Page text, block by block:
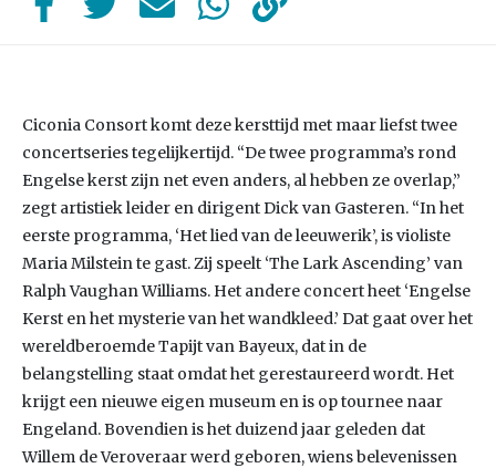
Ciconia Consort komt deze kersttijd met maar liefst twee
concertseries tegelijkertijd. “De twee programma’s rond
Engelse kerst zijn net even anders, al hebben ze overlap,”
zegt artistiek leider en dirigent Dick van Gasteren. “In het
eerste programma, ‘Het lied van de leeuwerik’, is violiste
Maria Milstein te gast. Zij speelt ‘The Lark Ascending’ van
Ralph Vaughan Williams. Het andere concert heet ‘Engelse
Kerst en het mysterie van het wandkleed.’ Dat gaat over het
wereldberoemde Tapijt van Bayeux, dat in de
belangstelling staat omdat het gerestaureerd wordt. Het
krijgt een nieuwe eigen museum en is op tournee naar
Engeland. Bovendien is het duizend jaar geleden dat
Willem de Veroveraar werd geboren, wiens belevenissen